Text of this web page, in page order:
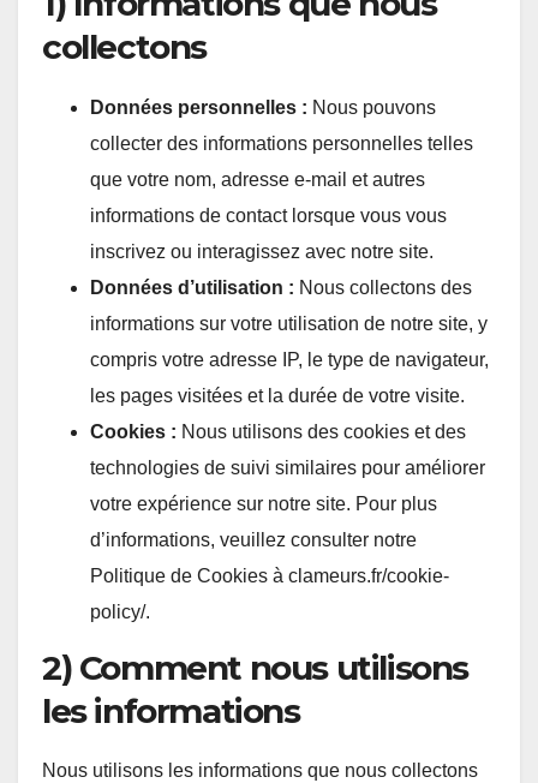
collectons
Données personnelles : Nous pouvons
collecter des informations personnelles telles
que votre nom, adresse e-mail et autres
informations de contact lorsque vous vous
inscrivez ou interagissez avec notre site.
Données d’utilisation : Nous collectons des
informations sur votre utilisation de notre site, y
compris votre adresse IP, le type de navigateur,
les pages visitées et la durée de votre visite.
Cookies : Nous utilisons des cookies et des
technologies de suivi similaires pour améliorer
votre expérience sur notre site. Pour plus
d’informations, veuillez consulter notre
Politique de Cookies à clameurs.fr/cookie-
policy/.
2) Comment nous utilisons
les informations
Nous utilisons les informations que nous collectons